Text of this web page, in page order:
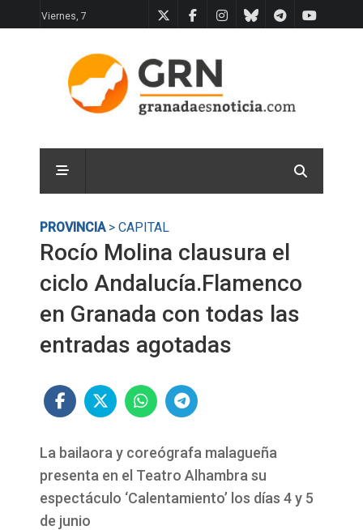
Viernes, 7
PROVINCIA> CAPITAL
Rocío Molina clausura el
ciclo Andalucía.Flamenco
en Granada con todas las
entradas agotadas
La bailaora y coreógrafa malagueña
presenta en el Teatro Alhambra su
espectáculo ‘Calentamiento’ los días 4 y 5
de junio